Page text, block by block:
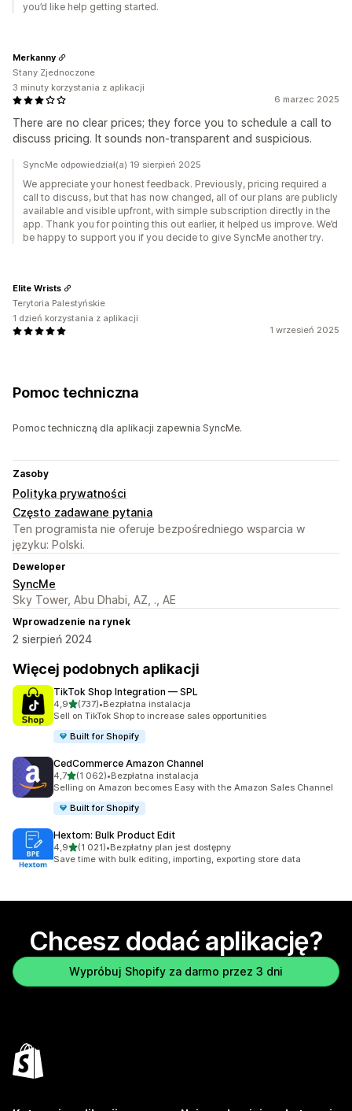
you’d like help getting started.
6 marzec 2025
There are no clear prices; they force you to schedule a call to
discuss pricing. It sounds non-transparent and suspicious.
Merkanny
Stany Zjednoczone
3 minuty korzystania z aplikacji
SyncMe odpowiedział(a) 19 sierpień 2025
We appreciate your honest feedback. Previously, pricing required a
call to discuss, but that has now changed, all of our plans are publicly
available and visible upfront, with simple subscription directly in the
app. Thank you for pointing this out earlier, it helped us improve. We’d
be happy to support you if you decide to give SyncMe another try.
1 wrzesień 2025
Elite Wrists
Terytoria Palestyńskie
1 dzień korzystania z aplikacji
Pomoc techniczna
Pomoc techniczną dla aplikacji zapewnia SyncMe.
Zasoby
Polityka prywatności
Często zadawane pytania
Ten programista nie oferuje bezpośredniego wsparcia w
języku: Polski.
Deweloper
SyncMe
Sky Tower, Abu Dhabi, AZ, ., AE
Wprowadzenie na rynek
2 sierpień 2024
Więcej podobnych aplikacji
TikTok Shop Integration — SPL
4,9na 5 gwiazdek
(737)
Łączna liczba recenzji: 737
•Bezpłatna instalacja
Sell on TikTok Shop to increase sales opportunities
Built for Shopify
CedCommerce Amazon Channel
4,7na 5 gwiazdek
(1 062)
Łączna liczba recenzji: 1062
•Bezpłatna instalacja
Selling on Amazon becomes Easy with the Amazon Sales Channel
Built for Shopify
Hextom: Bulk Product Edit
4,9na 5 gwiazdek
(1 021)
Łączna liczba recenzji: 1021
•Bezpłatny plan jest dostępny
Save time with bulk editing, importing, exporting store data
Chcesz dodać aplikację?
Wypróbuj Shopify za darmo przez 3 dni